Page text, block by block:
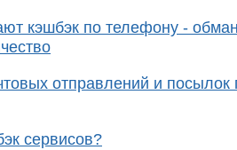
кэшбэк по телефону -
отправлений и посылок
сервисов?